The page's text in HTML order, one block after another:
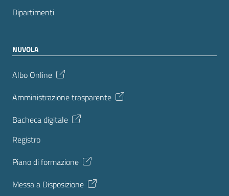
Dipartimenti
NUVOLA
Albo Online
Amministrazione trasparente
Bacheca digitale
Registro
Piano di formazione
Messa a Disposizione